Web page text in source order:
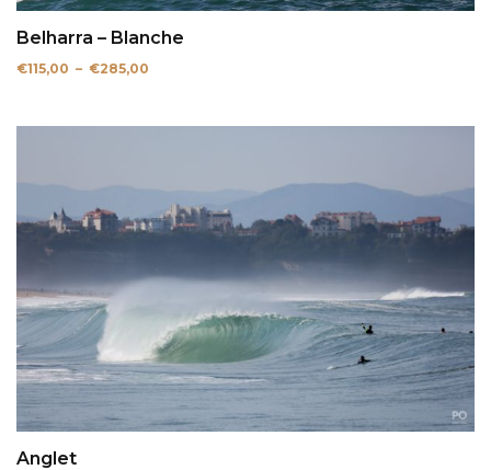
Belharra – Blanche
€115,00 – €285,00
Anglet